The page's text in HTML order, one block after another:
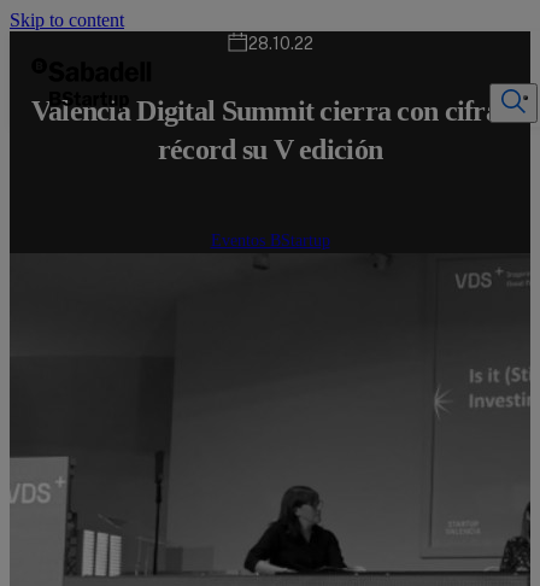
Skip to content
28.10.22
Valencia Digital Summit cierra con cifras
récord su V edición
Eventos BStartup